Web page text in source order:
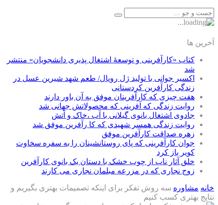
آخرین ها
کتاب «کارآفرینی و توسعۀ اشتغال پذیری دانشجویان» منتشر
شد
اکسیر جوانی با تولید ژل رویال/ طعم شهد شیرین عسل‌ در
زندگی کارآفرین کردستانی
هفت چیزی که کارآفرینان موفق به آن باور دارند
روایت زندگی که آفرینی که محصولاتش جهانی شد
جادوی اشتغال بانوی گیلانی با آب ،خاک و آتش
روایت زندگی همسر شهیدی که کا رآفرین موفق شد
زهره صداقت کارآفرین موفق
جوان کارآفرینی که پای روستانشینان را به سفره سخاوت
کویر باز کرد
خلق آثار ناب از چوب خشک با دستان یک بانوی کارآفرین
زوج نجاری که در مزرعه مبلمان نجاری می کارند
خانه مشاوره سه روش تفکر برای اینکه تصمیمات بهتری بگیریم و
نتایج بهتری کسب کنیم